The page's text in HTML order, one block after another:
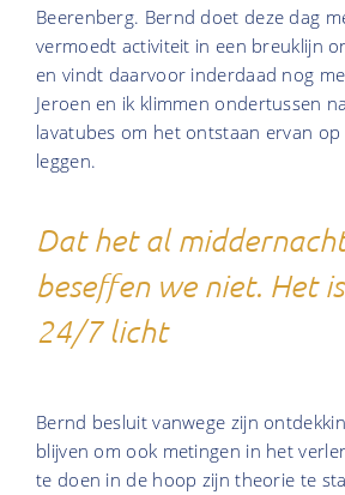
Beerenberg. Bernd doet deze dag
vermoedt activiteit in een breuklijn
en vindt daarvoor inderdaad nog
Jeroen en ik klimmen ondertussen
lavatubes om het ontstaan ervan
leggen.
Dat het al
beseffen we niet. Het
24/7 licht
Bernd besluit vanwege zijn
blijven om ook metingen in het
te doen in de hoop zijn theorie te